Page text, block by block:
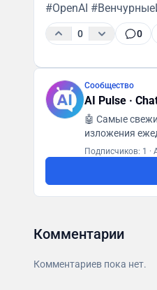
#OpenAI
0 0
Сообщество
AI Pulse ·
🤖 Самые
изложения
Подписчиков: 1 ·
Комментарии
Комментариев пока нет.